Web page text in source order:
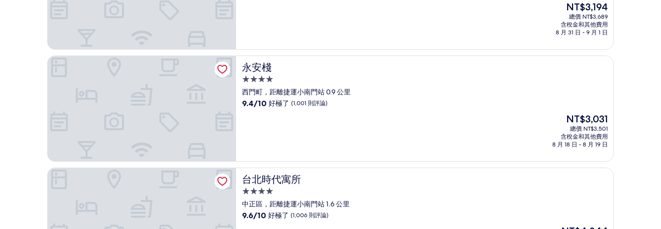
棒
了，
(1,006
則
評
論)
現
在
價
格
NT$3,194
NT$3,194
總價 NT$3,689
含稅金和其他費用
8 月 31 日 - 9 月 1 日
永安棧
永安棧
4.0
星
級
西門町，距離捷運小南門站 0.9 公里
9.4
極
了，
(1,001
則
評
論)
9.4/10 好極了 (1,001 則評論)
現
在
價
格
NT$3,031
NT$3,031
總價 NT$3,501
含稅金和其他費用
8 月 18 日 - 8 月 19 日
永安棧
台北時代寓所
台北時代寓所
4.0
星
級
中正區，距離捷運小南門站 1.6 公里
9.6
9.6/10 好極了 (1,006 則評論)
台北時代寓所